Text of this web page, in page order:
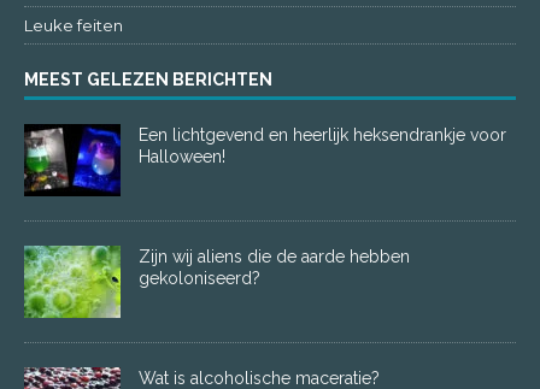
Leuke feiten
MEEST GELEZEN BERICHTEN
Een lichtgevend en heerlijk heksendrankje voor
Halloween!
Zijn wij aliens die de aarde hebben
gekoloniseerd?
Wat is alcoholische maceratie?